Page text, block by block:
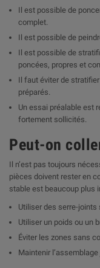
Il est possible de
complet.
Il est possible de
Il est possible de
poncées, propres et
Il faut éviter de
préparés.
Un essai préalable est
fortement sollicités.
Peut-on
Il n’est pas toujours
pièces doivent rester en
stable est beaucoup plus
Utiliser des serre-joints
Utiliser un poids ou un
Éviter les zones sans
Maintenir